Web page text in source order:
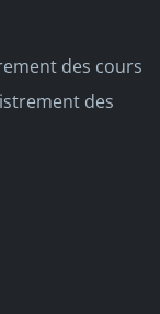
des cours
des